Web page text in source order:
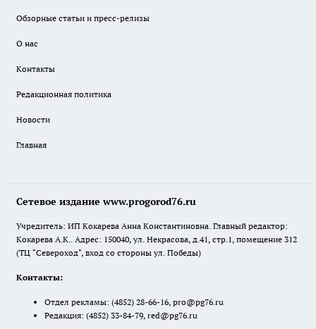
Обзорные статьи и пресс-релизы
О нас
Контакты
Редакционная политика
Новости
Главная
Сетевое издание www.progorod76.ru
Учредитель: ИП Кокарева Анна Константиновна. Главный редактор:
Кокарева А.К.. Адрес: 150040, ул. Некрасова, д.41, стр.1, помещение 312
(ТЦ "Североход", вход со стороны ул. Победы)
Контакты:
Отдел рекламы: (4852) 28-66-16, pro@pg76.ru
Редакция: (4852) 33-84-79, red@pg76.ru